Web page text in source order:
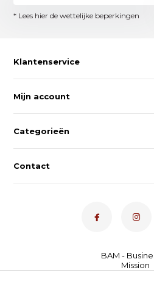
* Lees hier de wettelijke beperkingen
Klantenservice
Mijn account
Categorieën
Contact